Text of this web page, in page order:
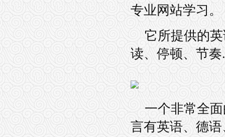
专业网站学习。
它所提供的
读、停顿、节
一个非常全
言有英语、德